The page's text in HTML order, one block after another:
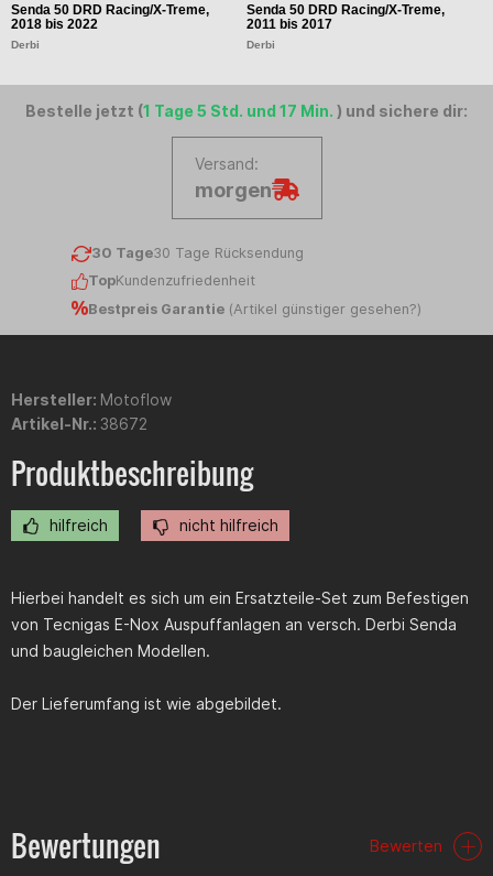
Senda 50 DRD Racing/X-Treme,
2018 bis 2022
Derbi
Senda 50 DRD Racing/X-Treme,
2011 bis 2017
Derbi
Bestelle jetzt (1 Tage 5 Std. und 17 Min. ) und sichere dir:
Versand:
morgen
30 Tage30 Tage Rücksendung
TopKundenzufriedenheit
Bestpreis Garantie (Artikel günstiger gesehen?)
Hersteller: Motoflow
Artikel-Nr.: 38672
Produktbeschreibung
hilfreich nicht hilfreich
Hierbei handelt es sich um ein Ersatzteile-Set zum Befestigen
von Tecnigas E-Nox Auspuffanlagen an versch. Derbi Senda
und baugleichen Modellen.
Der Lieferumfang ist wie abgebildet.
Bewertungen Bewerten